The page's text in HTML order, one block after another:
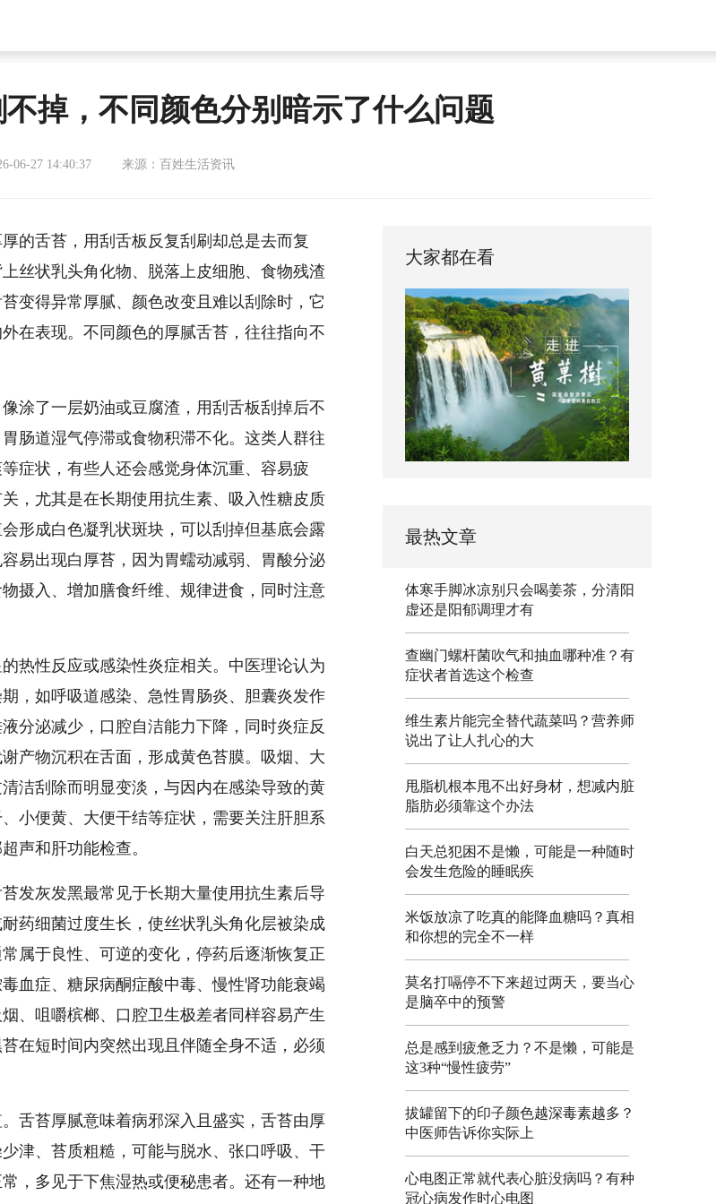
掉，不同颜色分别暗示了什么问题
06-27 14:40:37 来源：百姓生活资讯
的舌苔，用刮舌板反复刮刷却总是去而复
丝状乳头角化物、脱落上皮细胞、食物残渣
变得异常厚腻、颜色改变且难以刮除时，它
在表现。不同颜色的厚腻舌苔，往往指向不
涂了一层奶油或豆腐渣，用刮舌板刮掉后不
肠道湿气停滞或食物积滞不化。这类人群往
症状，有些人还会感觉身体沉重、容易疲
，尤其是在长期使用抗生素、吸入性糖皮质
形成白色凝乳状斑块，可以刮掉但基底会露
易出现白厚苔，因为胃蠕动减弱、胃酸分泌
摄入、增加膳食纤维、规律进食，同时注意
热性反应或感染性炎症相关。中医理论认为
，如呼吸道感染、急性胃肠炎、胆囊炎发作
分泌减少，口腔自洁能力下降，同时炎症反
产物沉积在舌面，形成黄色苔膜。吸烟、大
洁刮除而明显变淡，与因内在感染导致的黄
小便黄、大便干结等症状，需要关注肝胆系
声和肝功能检查。
发灰发黑最常见于长期大量使用抗生素后导
药细菌过度生长，使丝状乳头角化层被染成
属于良性、可逆的变化，停药后逐渐恢复正
血症、糖尿病酮症酸中毒、慢性肾功能衰竭
、咀嚼槟榔、口腔卫生极差者同样容易产生
在短时间内突然出现且伴随全身不适，必须
舌苔厚腻意味着病邪深入且盛实，舌苔由厚
津、苔质粗糙，可能与脱水、张口呼吸、干
，多见于下焦湿热或便秘患者。还有一种地
大家都在看
最热文章
体寒手脚冰凉别只会喝姜茶，分清阳
虚还是阳郁调理才有
查幽门螺杆菌吹气和抽血哪种准？有
症状者首选这个检查
维生素片能完全替代蔬菜吗？营养师
说出了让人扎心的大
甩脂机根本甩不出好身材，想减内脏
脂肪必须靠这个办法
白天总犯困不是懒，可能是一种随时
会发生危险的睡眠疾
米饭放凉了吃真的能降血糖吗？真相
和你想的完全不一样
莫名打嗝停不下来超过两天，要当心
是脑卒中的预警
总是感到疲惫乏力？不是懒，可能是
这3种“慢性疲劳”
拔罐留下的印子颜色越深毒素越多？
中医师告诉你实际上
心电图正常就代表心脏没病吗？有种
冠心病发作时心电图